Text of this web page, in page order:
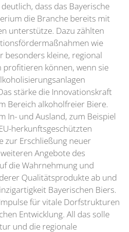
dass das Bayerische
die Branche bereits mit
unterstütze. Dazu zählten
wie
besonders kleine, regional
können, wenn sie
stärke die Innovationskraft
Bereich alkoholfreier Biere.
In- und Ausland, zum Beispiel
herkunftsgeschützten
zur Erschließung neuer
Angebote des
die Wahrnehmung und
Qualitätsprodukte ab und
Bayerischen Biers.
für vitale Dorfstrukturen
Entwicklung. All das solle
und die regionale